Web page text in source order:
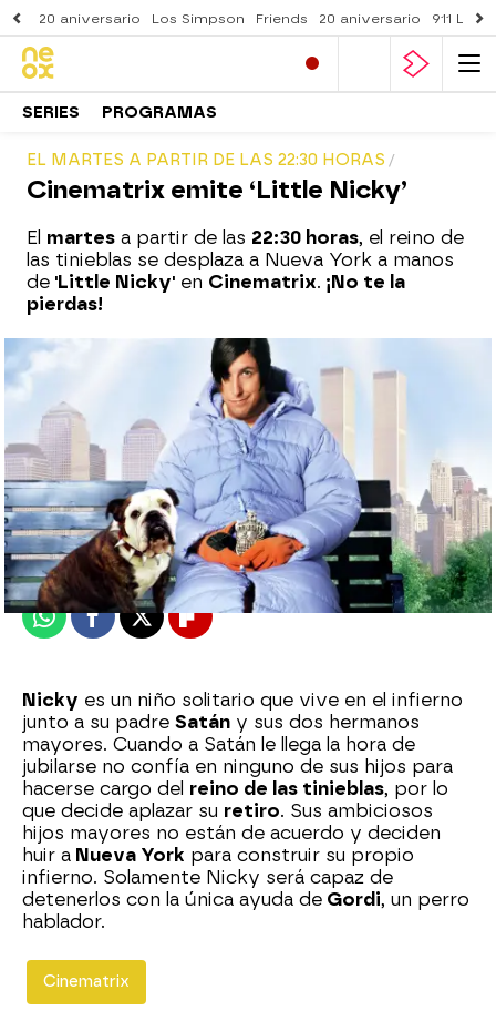
20 aniversario Los Simpson Friends 20 aniversario 911
SERIES PROGRAMAS
EL MARTES A PARTIR DE LAS 22:30 HORAS
Cinematrix emite ‘Little Nicky’
El martes a partir de las 22:30 horas, el reino de
las tinieblas se desplaza a Nueva York a manos
de 'Little Nicky' en Cinematrix. ¡No te la
pierdas!
neox
Madrid
Publicado:12 de febrero de 2018, 13:09
WhatsappFacebook
X Flipboard
Nicky es un niño solitario que vive en el infierno
junto a su padre Satán y sus dos hermanos
mayores. Cuando a Satán le llega la hora de
jubilarse no confía en ninguno de sus hijos para
hacerse cargo del reino de las tinieblas, por lo
que decide aplazar su retiro. Sus ambiciosos
hijos mayores no están de acuerdo y deciden
huir a Nueva York para construir su propio
infierno. Solamente Nicky será capaz de
detenerlos con la única ayuda de Gordi, un perro
hablador.
Cinematrix